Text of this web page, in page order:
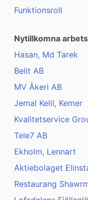
Funktionsroll
Nytillkomna
Hasan, Md Tarek
Belit AB
MV Åkeri AB
Jemal Kelil, Kemer
Kvalitetservice
Tele7 AB
Ekholm, Lennart
Aktiebolaget
Restaurang